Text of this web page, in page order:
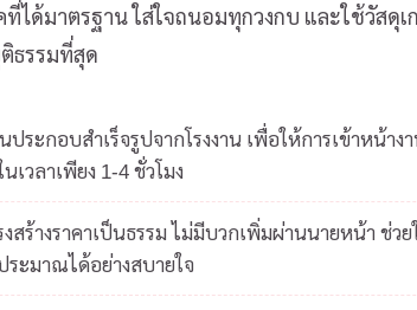
ด้มาตรฐาน ใส่ใจถนอมทุกวงกบ และใช้วัสดุเ
ธรรมที่สุด
ประกอบสำเร็จรูปจากโรงงาน เพื่อให้การเข้าหน้างา
เวลาเพียง 1-4 ชั่วโมง
งสร้างราคาเป็นธรรม ไม่มีบวกเพิ่มผ่านนายหน้า ช่
ระมาณได้อย่างสบายใจ